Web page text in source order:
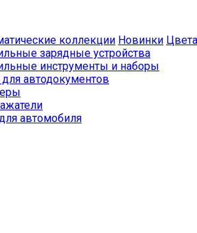
коллекции Новинки Цвета
зарядные устройства
инструменты и наборы
автодокументов
автомобиля